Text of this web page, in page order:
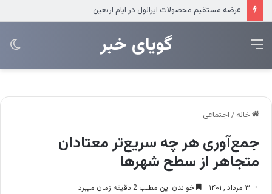
عرضه مستقیم محصولات ایرانول در ایام اربعین
‌‌‌گویای خبر منو
خانه / اجتماعی
جمع‌آوری هر چه سریع‌تر معتادان
متجاهر از سطح شهرها
۳ مرداد , ۱۴۰۱ خواندن این مطلب 2 دقیقه زمان میبرد